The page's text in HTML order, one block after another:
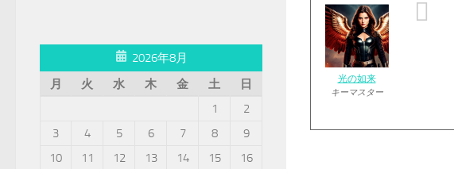
光の如来
キーマスター
2026年8月
月
火 水 木 金 土
日
1
2
3
4 5 6 7 8
9
10
11 12 13 14 15
16